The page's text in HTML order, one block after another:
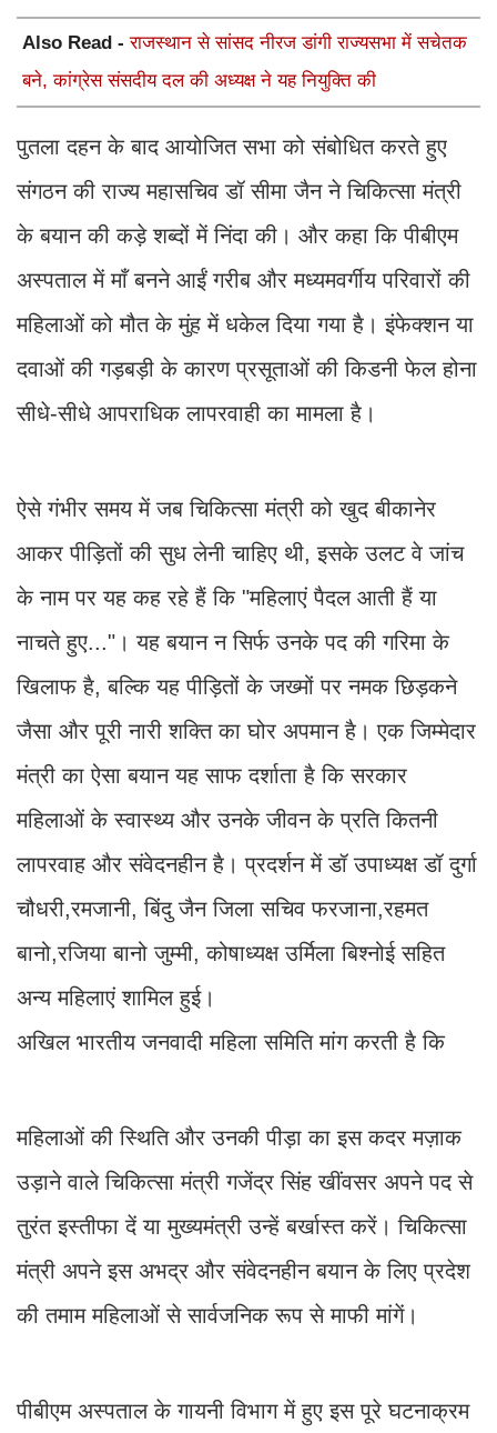
Also Read -राजस्थान से सांसद नीरज डांगी राज्यसभा में सचेतक
बने, कांग्रेस संसदीय दल की अध्यक्ष ने यह नियुक्ति की
​पुतला दहन के बाद आयोजित सभा को संबोधित करते हुए
संगठन की राज्य महासचिव डॉ सीमा जैन ने चिकित्सा मंत्री
के बयान की कड़े शब्दों में निंदा की। और कहा कि पीबीएम
अस्पताल में माँ बनने आईं गरीब और मध्यमवर्गीय परिवारों की
महिलाओं को मौत के मुंह में धकेल दिया गया है। इंफेक्शन या
दवाओं की गड़बड़ी के कारण प्रसूताओं की किडनी फेल होना
सीधे-सीधे आपराधिक लापरवाही का मामला है।
​ऐसे गंभीर समय में जब चिकित्सा मंत्री को खुद बीकानेर
आकर पीड़ितों की सुध लेनी चाहिए थी, इसके उलट वे जांच
के नाम पर यह कह रहे हैं कि "महिलाएं पैदल आती हैं या
नाचते हुए..."। यह बयान न सिर्फ उनके पद की गरिमा के
खिलाफ है, बल्कि यह पीड़ितों के जख्मों पर नमक छिड़कने
जैसा और पूरी नारी शक्ति का घोर अपमान है। एक जिम्मेदार
मंत्री का ऐसा बयान यह साफ दर्शाता है कि सरकार
महिलाओं के स्वास्थ्य और उनके जीवन के प्रति कितनी
लापरवाह और संवेदनहीन है। प्रदर्शन में डॉ उपाध्यक्ष डॉ दुर्गा
चौधरी,रमजानी, बिंदु जैन जिला सचिव फरजाना,रहमत
बानो,रजिया बानो जुम्मी, कोषाध्यक्ष उर्मिला बिश्नोई सहित
अन्य महिलाएं शामिल हुई।
​अखिल भारतीय जनवादी महिला समिति मांग करती है कि
​महिलाओं की स्थिति और उनकी पीड़ा का इस कदर मज़ाक
उड़ाने वाले चिकित्सा मंत्री गजेंद्र सिंह खींवसर अपने पद से
तुरंत इस्तीफा दें या मुख्यमंत्री उन्हें बर्खास्त करें। चिकित्सा
मंत्री अपने इस अभद्र और संवेदनहीन बयान के लिए प्रदेश
की तमाम महिलाओं से सार्वजनिक रूप से माफी मांगें।
​पीबीएम अस्पताल के गायनी विभाग में हुए इस पूरे घटनाक्रम